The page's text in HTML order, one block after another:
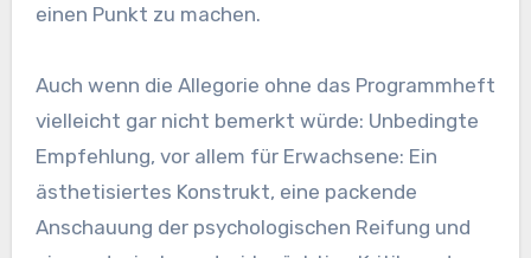
einen Punkt zu machen.
Auch wenn die Allegorie ohne das Programmheft
vielleicht gar nicht bemerkt würde: Unbedingte
Empfehlung, vor allem für Erwachsene: Ein
ästhetisiertes Konstrukt, eine packende
Anschauung der psychologischen Reifung und